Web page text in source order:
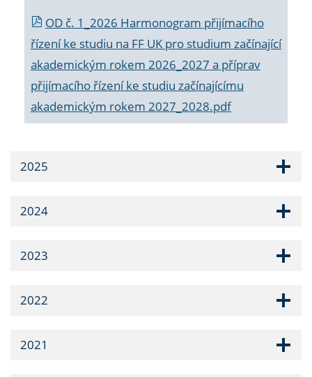
OD č. 1_2026 Harmonogram přijímacího
řízení ke studiu na FF UK pro studium začínající
akademickým rokem 2026_2027 a příprav
přijímacího řízení ke studiu začínajícímu
akademickým rokem 2027_2028.pdf
2025
2024
2023
2022
2021